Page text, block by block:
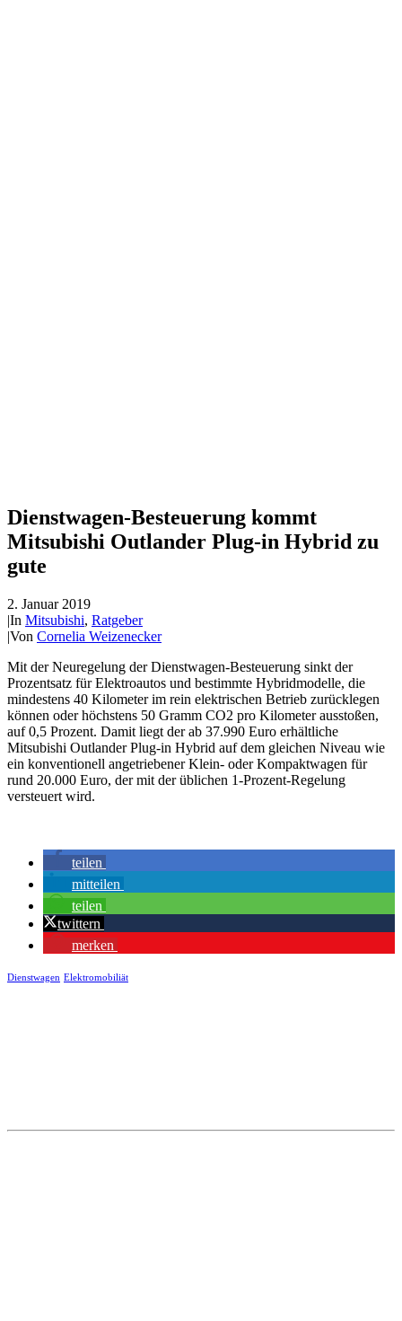
​Dienstwagen-Besteuerung kommt
Mitsubishi Outlander Plug-in Hybrid zu
gute
2. Januar 2019
|In Mitsubishi, Ratgeber
|Von Cornelia Weizenecker
Mit der Neuregelung der Dienstwagen-Besteuerung sinkt der
Prozentsatz für Elektroautos und bestimmte Hybridmodelle, die
mindestens 40 Kilometer im rein elektrischen Betrieb zurücklegen
können oder höchstens 50 Gramm CO2 pro Kilometer ausstoßen,
auf 0,5 Prozent. Damit liegt der ab 37.990 Euro erhältliche
Mitsubishi Outlander Plug-in Hybrid auf dem gleichen Niveau wie
ein konventionell angetriebener Klein- oder Kompaktwagen für
rund 20.000 Euro, der mit der üblichen 1-Prozent-Regelung
versteuert wird.
teilen
mitteilen
teilen
twittern
merken
Dienstwagen Elektromobiliät